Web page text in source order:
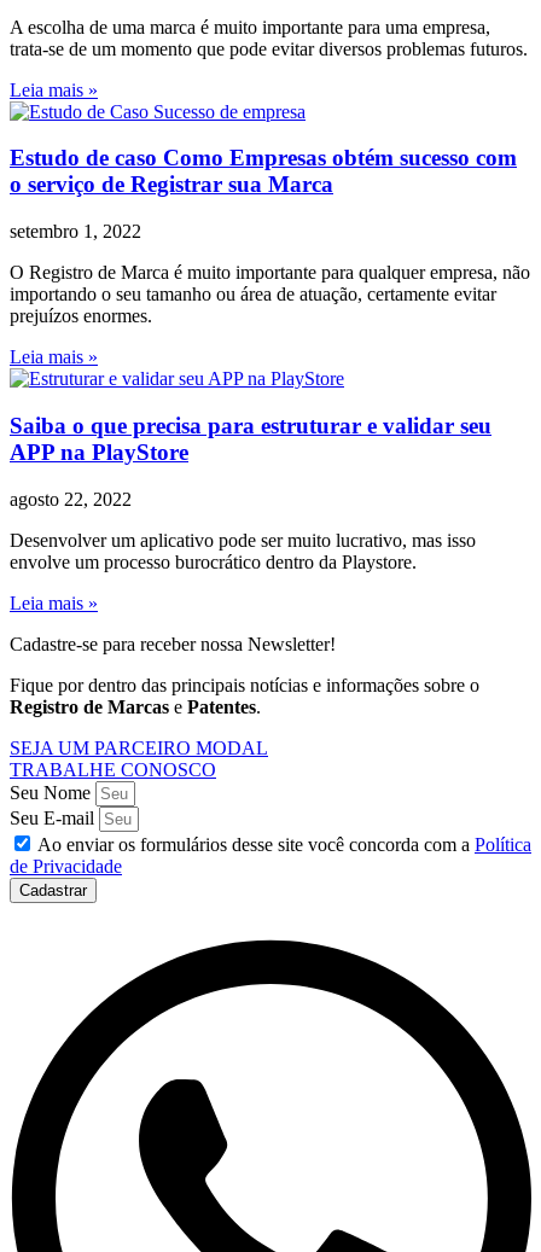
A escolha de uma marca é muito importante para uma empresa,
trata-se de um momento que pode evitar diversos problemas futuros.
Leia mais »
Estudo de caso Como Empresas obtém sucesso com
o serviço de Registrar sua Marca
setembro 1, 2022
O Registro de Marca é muito importante para qualquer empresa, não
importando o seu tamanho ou área de atuação, certamente evitar
prejuízos enormes.
Leia mais »
Saiba o que precisa para estruturar e validar seu
APP na PlayStore
agosto 22, 2022
Desenvolver um aplicativo pode ser muito lucrativo, mas isso
envolve um processo burocrático dentro da Playstore.
Leia mais »
Cadastre-se para receber nossa Newsletter!
Fique por dentro das principais notícias e informações sobre o
Registro de Marcas e Patentes.
SEJA UM PARCEIRO MODAL
TRABALHE CONOSCO
Seu Nome
Seu E-mail
Ao enviar os formulários desse site você concorda com a Política
de Privacidade
Cadastrar